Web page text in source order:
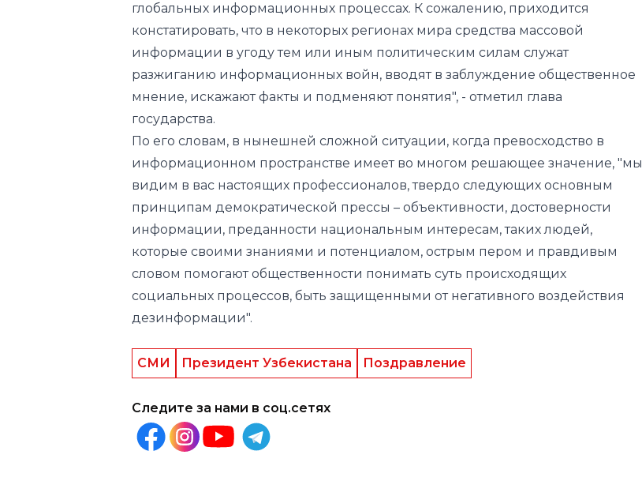
глобальных информационных процессах. К сожалению, приходится
констатировать, что в некоторых регионах мира средства массовой
информации в угоду тем или иным политическим силам служат
разжиганию информационных войн, вводят в заблуждение общественное
мнение, искажают факты и подменяют понятия", - отметил глава
государства.
По его словам, в нынешней сложной ситуации, когда превосходство в
информационном пространстве имеет во многом решающее значение, "мы
видим в вас настоящих профессионалов, твердо следующих основным
принципам демократической прессы – объективности, достоверности
информации, преданности национальным интересам, таких людей,
которые своими знаниями и потенциалом, острым пером и правдивым
словом помогают общественности понимать суть происходящих
социальных процессов, быть защищенными от негативного воздействия
дезинформации".
СМИ Президент Узбекистана Поздравление
Следите за нами в соц.сетях